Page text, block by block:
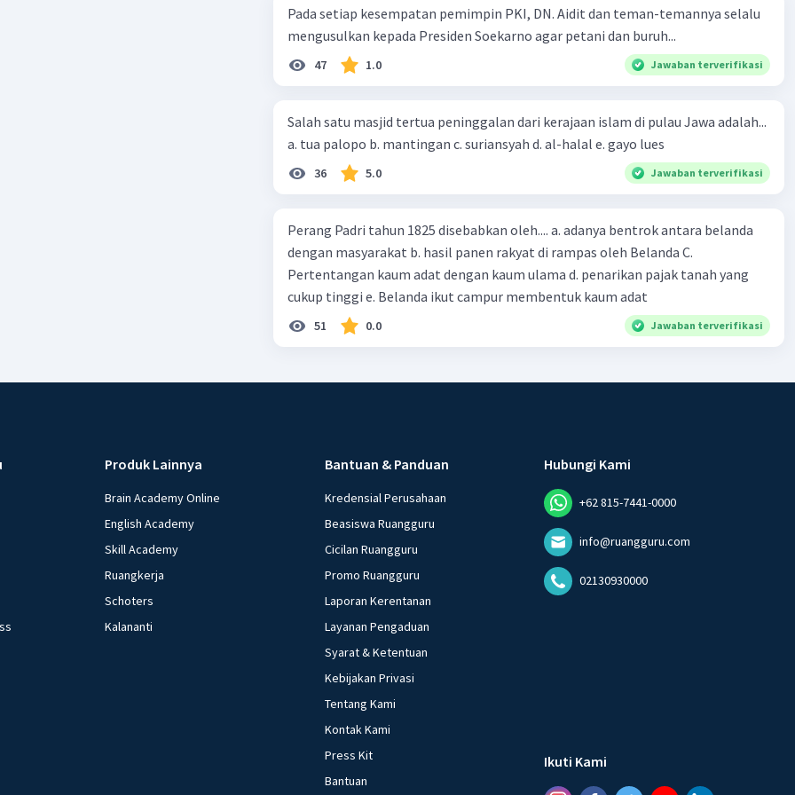
selatan Afrika. Pada Januari 1488, perlayaran Dias terjebak. Hingga
akhirnya, pada 12 Maret 1488, Dias menemukan Tanjung Harapan
yang saat ini wilayah Afrika Selatan.
Pada setiap kesempatan pemimpin PKI, DN. Aidit dan teman-temannya selalu
mengusulkan kepada Presiden Soekarno agar petani dan buruh...
47 1.0 Jawaban terverifikasi
Salah satu masjid tertua peninggalan dari kerajaan islam di pulau Jawa adalah...
a. tua palopo b. mantingan c. suriansyah d. al-halal e. gayo lues
36 5.0 Jawaban terverifikasi
Perang Padri tahun 1825 disebabkan oleh.... a. adanya bentrok antara belanda
dengan masyarakat b. hasil panen rakyat di rampas oleh Belanda C.
Pertentangan kaum adat dengan kaum ulama d. penarikan pajak tanah yang
cukup tinggi e. Belanda ikut campur membentuk kaum adat
51 0.0 Jawaban terverifikasi
Produk Lainnya
Brain Academy Online
English Academy
Skill Academy
Ruangkerja
Schoters
Kalananti
Bantuan & Panduan
Kredensial Perusahaan
Beasiswa Ruangguru
Cicilan Ruangguru
Promo Ruangguru
Laporan Kerentanan
Layanan Pengaduan
Syarat & Ketentuan
Kebijakan Privasi
Tentang Kami
Kontak Kami
Press Kit
Bantuan
Hubungi Kami
+62 815-7441-0000
info@ruangguru.com
02130930000
Ikuti Kami